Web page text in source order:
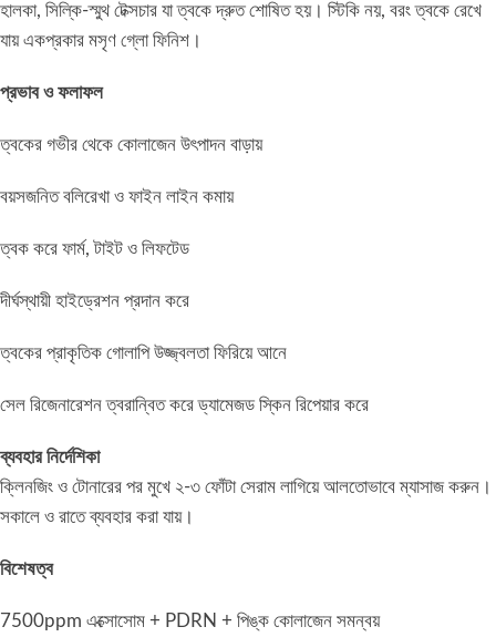
হালকা, সিল্কি-স্মুথ টেক্সচার যা ত্বকে দ্রুত শোষিত হয়। স্টিকি নয়, বরং ত্বকে রেখে
যায় একপ্রকার মসৃণ গ্লো ফিনিশ।
প্রভাব ও ফলাফল
ত্বকের গভীর থেকে কোলাজেন উৎপাদন বাড়ায়
বয়সজনিত বলিরেখা ও ফাইন লাইন কমায়
ত্বক করে ফার্ম, টাইট ও লিফটেড
দীর্ঘস্থায়ী হাইড্রেশন প্রদান করে
ত্বকের প্রাকৃতিক গোলাপি উজ্জ্বলতা ফিরিয়ে আনে
সেল রিজেনারেশন ত্বরান্বিত করে ড্যামেজড স্কিন রিপেয়ার করে
ব্যবহার নির্দেশিকা
ক্লিনজিং ও টোনারের পর মুখে ২-৩ ফোঁটা সেরাম লাগিয়ে আলতোভাবে ম্যাসাজ করুন।
সকালে ও রাতে ব্যবহার করা যায়।
বিশেষত্ব
7500ppm এক্সোসোম + PDRN + পিঙ্ক কোলাজেন সমন্বয়